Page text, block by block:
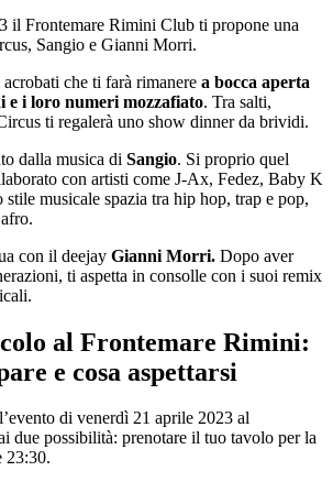
il Frontemare Rimini Club ti propone una
Sangio e Gianni Morri.
che ti farà rimanere a bocca aperta
e i loro numeri mozzafiato. Tra salti,
ti regalerà uno show dinner da brividi.
dalla musica di Sangio. Si proprio quel
con artisti come J-Ax, Fedez, Baby K
stile musicale spazia tra hip hop, trap e pop,
con il deejay Gianni Morri. Dopo aver
ti aspetta in consolle con i suoi remix
al Frontemare Rimini:
e cosa aspettarsi
di venerdì 21 aprile 2023 al
due possibilità: prenotare il tuo tavolo per la
23:30.